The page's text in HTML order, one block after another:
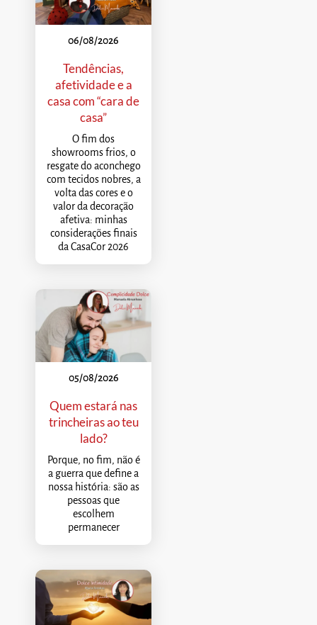
06/08/2026
Tendências,
afetividade e a
casa com “cara de
casa”
O fim dos
showrooms frios, o
resgate do aconchego
com tecidos nobres, a
volta das cores e o
valor da decoração
afetiva: minhas
considerações finais
da CasaCor 2026
05/08/2026
Quem estará nas
trincheiras ao teu
lado?
Porque, no fim, não é
a guerra que define a
nossa história: são as
pessoas que
escolhem
permanecer